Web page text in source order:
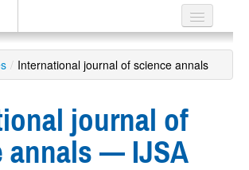
/ International journal of science annals
journal of
annals — IJSA